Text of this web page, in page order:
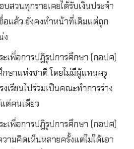
สวนทุกรายเคยได้รับเงินประจำ
อแล้ว ยังคงทำหน้าที่เดิมแต่ถูก
ง
เพื่อการปฏิรูปการศึกษา (กอปศ)
กษาแห่งชาติ โดยไม่มีผู้แทนครู
เรียนไปร่วมเป็นคณะทำการร่าง
ต่คนเดียว
เพื่อการปฏิรูปการศึกษา (กอปศ)
ามคิดเห็นหลายครั้งแต่ไม่ได้เอา